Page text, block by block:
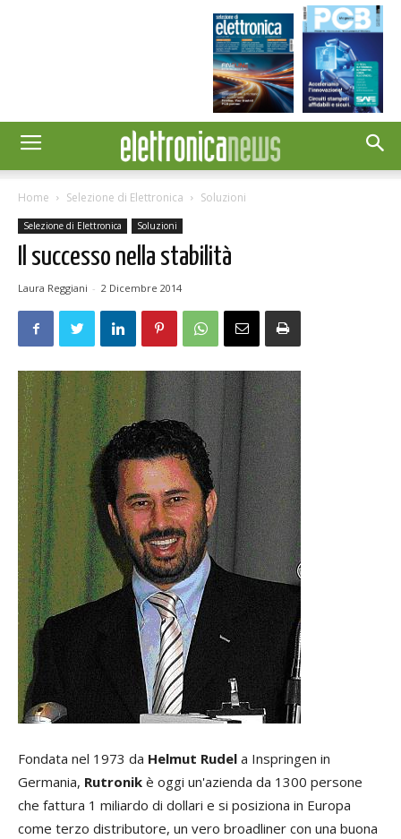
Home Selezione di Elettronica Soluzioni
Selezione di Elettronica Soluzioni
Il successo nella stabilità
Laura Reggiani - 2 Dicembre 2014
Fondata nel 1973 da Helmut Rudel a Inspringen in
Germania, Rutronik è oggi un'azienda da 1300 persone
che fattura 1 miliardo di dollari e si posiziona in Europa
come terzo distributore, un vero broadliner con una buona